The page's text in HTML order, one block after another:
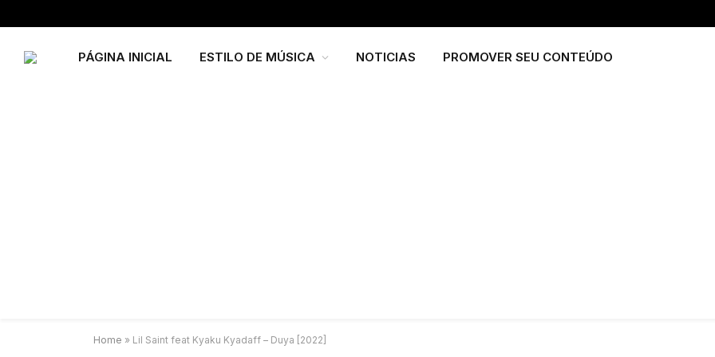
PÁGINA INICIAL ESTILO DE MÚSICA NOTICIAS PROMOVER SEU CONTEÚDO
Home » Lil Saint feat Kyaku Kyadaff – Duya [2022]